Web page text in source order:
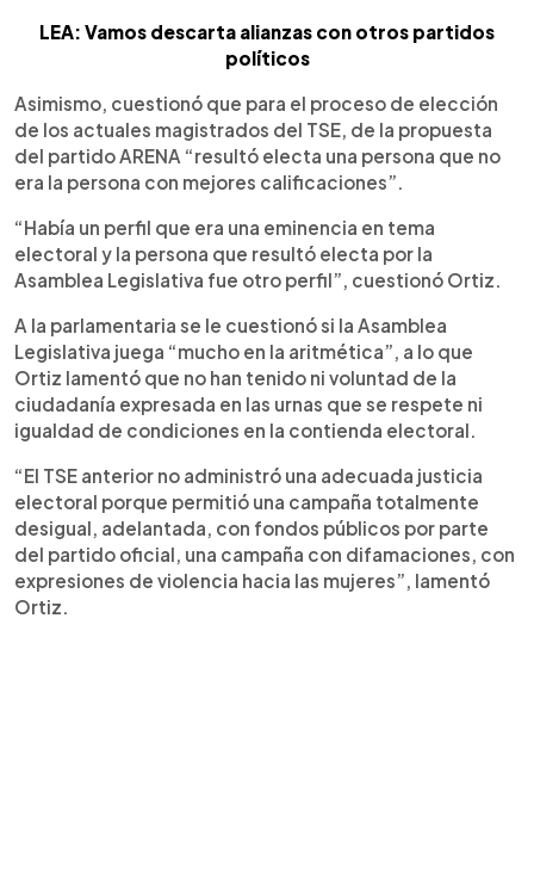
LEA: Vamos descarta alianzas con otros partidos
políticos
Asimismo, cuestionó que para el proceso de elección
de los actuales magistrados del TSE, de la propuesta
del partido ARENA “resultó electa una persona que no
era la persona con mejores calificaciones”.
“Había un perfil que era una eminencia en tema
electoral y la persona que resultó electa por la
Asamblea Legislativa fue otro perfil”, cuestionó Ortiz.
A la parlamentaria se le cuestionó si la Asamblea
Legislativa juega “mucho en la aritmética”, a lo que
Ortiz lamentó que no han tenido ni voluntad de la
ciudadanía expresada en las urnas que se respete ni
igualdad de condiciones en la contienda electoral.
“El TSE anterior no administró una adecuada justicia
electoral porque permitió una campaña totalmente
desigual, adelantada, con fondos públicos por parte
del partido oficial, una campaña con difamaciones, con
expresiones de violencia hacia las mujeres”, lamentó
Ortiz.